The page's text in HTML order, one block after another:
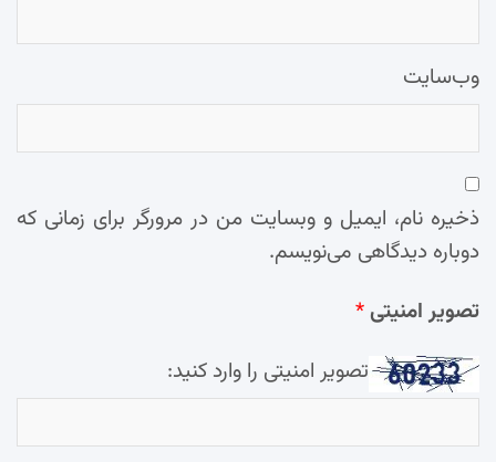
وب‌سایت
ذخیره نام، ایمیل و وبسایت من در مرورگر برای زمانی که
دوباره دیدگاهی می‌نویسم.
تصویر امنیتی*
تصویر امنیتی را وارد کنید: